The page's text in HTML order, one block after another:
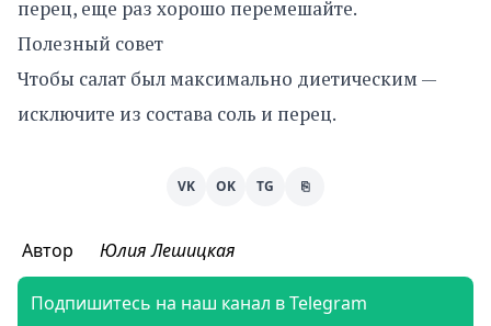
перец, еще раз хорошо перемешайте.
Полезный совет
Чтобы салат был максимально диетическим —
исключите из состава соль и перец.
VK OK TG ⎘
Автор Юлия Лешицкая
Подпишитесь на наш канал в Telegram